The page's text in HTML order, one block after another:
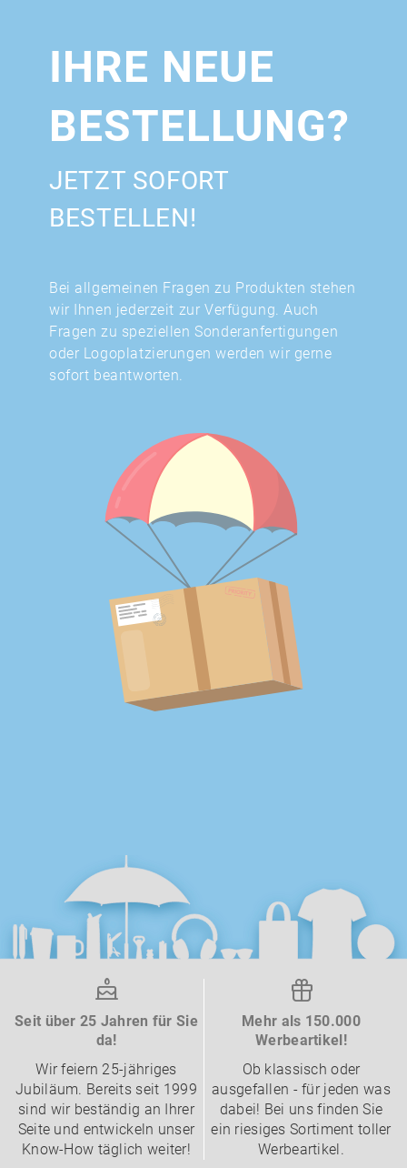
IHRE NEUE
BESTELLUNG?
JETZT SOFORT
BESTELLEN!
Bei allgemeinen Fragen zu Produkten stehen
wir Ihnen jederzeit zur Verfügung. Auch
Fragen zu speziellen Sonderanfertigungen
oder Logoplatzierungen werden wir gerne
sofort beantworten.
Seit über 25 Jahren für Sie
da!
Wir feiern 25-jähriges
Jubiläum. Bereits seit 1999
sind wir beständig an Ihrer
Seite und entwickeln unser
Know-How täglich weiter!
Mehr als 150.000
Werbeartikel!
Ob klassisch oder
ausgefallen - für jeden was
dabei! Bei uns finden Sie
ein riesiges Sortiment toller
Werbeartikel.